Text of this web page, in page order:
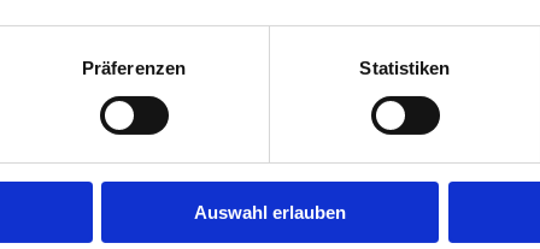
Präferenzen Statistiken
Auswahl erlauben
Dranken seit